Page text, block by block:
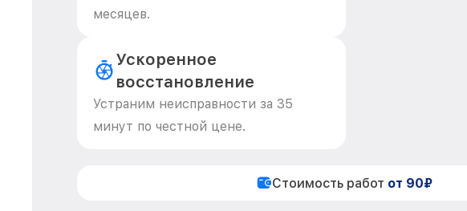
месяцев.
Ускоренное
восстановление
Устраним неисправности за 35
минут по честной цене.
Стоимость работ от 90₽